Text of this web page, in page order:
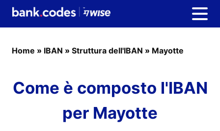
Home » IBAN » Struttura dell'IBAN » Mayotte
Come è composto l'IBAN
per Mayotte